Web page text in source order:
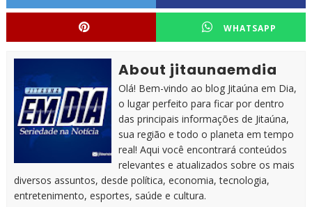
WHATSAPP
About jitaunaemdia
Olá! Bem-vindo ao blog Jitaúna em Dia,
o lugar perfeito para ficar por dentro
das principais informações de Jitaúna,
sua região e todo o planeta em tempo
real! Aqui você encontrará conteúdos
relevantes e atualizados sobre os mais
diversos assuntos, desde política, economia, tecnologia,
entretenimento, esportes, saúde e cultura.